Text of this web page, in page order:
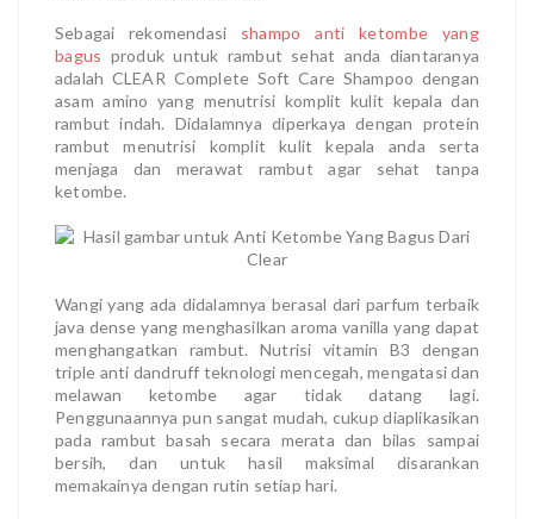
Sebagai rekomendasi shampo anti ketombe yang
bagus produk untuk rambut sehat anda diantaranya
adalah CLEAR Complete Soft Care Shampoo dengan
asam amino yang menutrisi komplit kulit kepala dan
rambut indah. Didalamnya diperkaya dengan protein
rambut menutrisi komplit kulit kepala anda serta
menjaga dan merawat rambut agar sehat tanpa
ketombe.
Wangi yang ada didalamnya berasal dari parfum terbaik
java dense yang menghasilkan aroma vanilla yang dapat
menghangatkan rambut. Nutrisi vitamin B3 dengan
triple anti dandruff teknologi mencegah, mengatasi dan
melawan ketombe agar tidak datang lagi.
Penggunaannya pun sangat mudah, cukup diaplikasikan
pada rambut basah secara merata dan bilas sampai
bersih, dan untuk hasil maksimal disarankan
memakainya dengan rutin setiap hari.